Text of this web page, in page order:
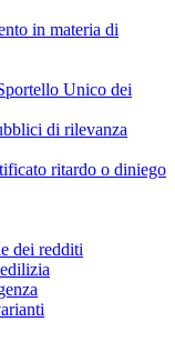
in materia di
Unico dei
di rilevanza
ritardo o diniego
dei redditi